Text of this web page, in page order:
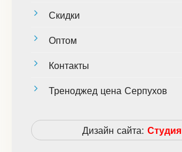
Скидки
Оптом
Контакты
Треноджед цена Серпухов
Дизайн сайта: Студия